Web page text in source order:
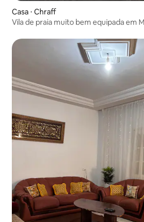
Casa ⋅ Chraff
Vila de praia muito bem equipada em